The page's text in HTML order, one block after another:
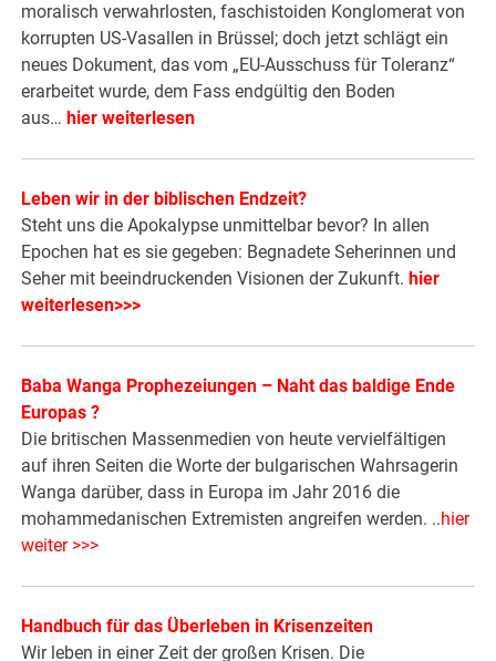
moralisch verwahrlosten, faschistoiden Konglomerat von
korrupten US-Vasallen in Brüssel; doch jetzt schlägt ein
neues Dokument, das vom „EU-Ausschuss für Toleranz“
erarbeitet wurde, dem Fass endgültig den Boden
aus… hier weiterlesen
Leben wir in der biblischen Endzeit?
Steht uns die Apokalypse unmittelbar bevor? In allen
Epochen hat es sie gegeben: Begnadete Seherinnen und
Seher mit beeindruckenden Visionen der Zukunft. hier
weiterlesen>>>
Baba Wanga Prophezeiungen – Naht das baldige Ende
Europas ?
Die britischen Massenmedien von heute vervielfältigen
auf ihren Seiten die Worte der bulgarischen Wahrsagerin
Wanga darüber, dass in Europa im Jahr 2016 die
mohammedanischen Extremisten angreifen werden. ..hier
weiter >>>
Handbuch für das Überleben in Krisenzeiten
Wir leben in einer Zeit der großen Krisen. Die